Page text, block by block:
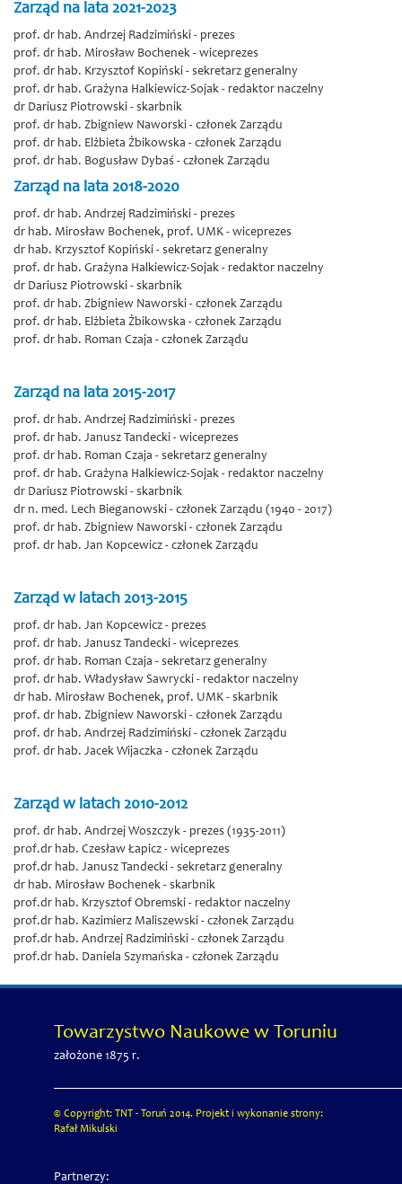
Zarząd na lata 2021-2023
prof. dr hab. Andrzej Radzimiński - prezes
prof. dr hab. Mirosław Bochenek - wiceprezes
prof. dr hab. Krzysztof Kopiński - sekretarz generalny
prof. dr hab. Grażyna Halkiewicz-Sojak - redaktor naczelny
dr Dariusz Piotrowski - skarbnik
prof. dr hab. Zbigniew Naworski - członek Zarządu
prof. dr hab. Elżbieta Żbikowska - członek Zarządu
prof. dr hab. Bogusław Dybaś - członek Zarządu
Zarząd na lata 2018-2020
prof. dr hab. Andrzej Radzimiński - prezes
dr hab. Mirosław Bochenek, prof. UMK - wiceprezes
dr hab. Krzysztof Kopiński - sekretarz generalny
prof. dr hab. Grażyna Halkiewicz-Sojak - redaktor naczelny
dr Dariusz Piotrowski - skarbnik
prof. dr hab. Zbigniew Naworski - członek Zarządu
prof. dr hab. Elżbieta Żbikowska - członek Zarządu
prof. dr hab. Roman Czaja - członek Zarządu
Zarząd na lata 2015-2017
prof. dr hab. Andrzej Radzimiński - prezes
prof. dr hab. Janusz Tandecki - wiceprezes
prof. dr hab. Roman Czaja - sekretarz generalny
prof. dr hab. Grażyna Halkiewicz-Sojak - redaktor naczelny
dr Dariusz Piotrowski - skarbnik
dr n. med. Lech Bieganowski - członek Zarządu (1940 - 2017)
prof. dr hab. Zbigniew Naworski - członek Zarządu
prof. dr hab. Jan Kopcewicz - członek Zarządu
Zarząd w latach 2013-2015
prof. dr hab. Jan Kopcewicz - prezes
prof. dr hab. Janusz Tandecki - wiceprezes
prof. dr hab. Roman Czaja - sekretarz generalny
prof. dr hab. Władysław Sawrycki - redaktor naczelny
dr hab. Mirosław Bochenek, prof. UMK - skarbnik
prof. dr hab. Zbigniew Naworski - członek Zarządu
prof. dr hab. Andrzej Radzimiński - członek Zarządu
prof. dr hab. Jacek Wijaczka - członek Zarządu
Zarząd w latach 2010-2012
prof. dr hab. Andrzej Woszczyk - prezes (1935-2011)
prof.dr hab. Czesław Łapicz - wiceprezes
prof.dr hab. Janusz Tandecki - sekretarz generalny
dr hab. Mirosław Bochenek - skarbnik
prof.dr hab. Krzysztof Obremski - redaktor naczelny
prof.dr hab. Kazimierz Maliszewski - członek Zarządu
prof.dr hab. Andrzej Radzimiński - członek Zarządu
prof.dr hab. Daniela Szymańska - członek Zarządu
Towarzystwo Naukowe w Toruniu
założone 1875 r.
© Copyright: TNT - Toruń 2014. Projekt i wykonanie strony:
Rafał Mikulski
Partnerzy: